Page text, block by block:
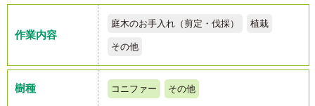
作業内容
庭木のお手入れ（剪定・伐採） 植栽
その他
樹種 コニファー その他